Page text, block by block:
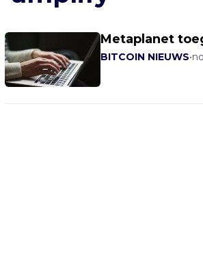
Metaplanet
BITCOIN NIEUWS•